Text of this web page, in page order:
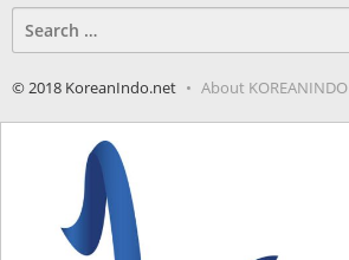
for:
© 2018 KoreanIndo.net About KOREANINDO